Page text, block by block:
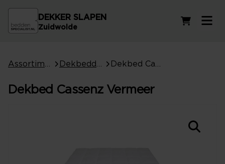
DEKKER SLAPEN
Zuidwolde
Dekbed Cassenz Vermeer